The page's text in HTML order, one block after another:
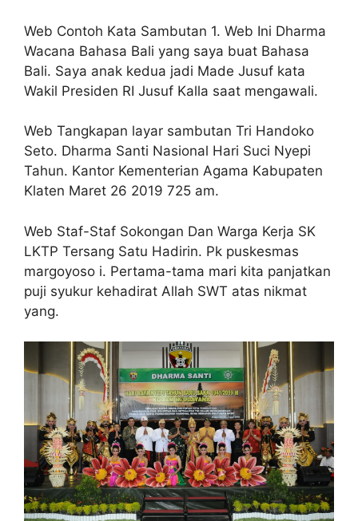
Web Contoh Kata Sambutan 1. Web Ini Dharma
Wacana Bahasa Bali yang saya buat Bahasa
Bali. Saya anak kedua jadi Made Jusuf kata
Wakil Presiden RI Jusuf Kalla saat mengawali.
Web Tangkapan layar sambutan Tri Handoko
Seto. Dharma Santi Nasional Hari Suci Nyepi
Tahun. Kantor Kementerian Agama Kabupaten
Klaten Maret 26 2019 725 am.
Web Staf-Staf Sokongan Dan Warga Kerja SK
LKTP Tersang Satu Hadirin. Pk puskesmas
margoyoso i. Pertama-tama mari kita panjatkan
puji syukur kehadirat Allah SWT atas nikmat
yang.